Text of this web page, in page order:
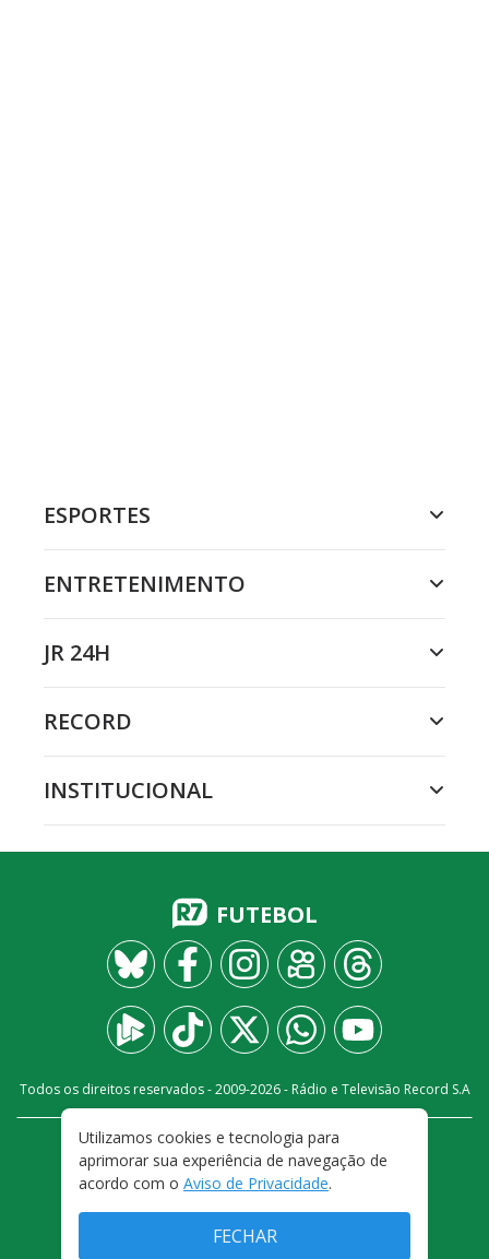
ESPORTES
ENTRETENIMENTO
JR 24H
RECORD
INSTITUCIONAL
FUTEBOL
Todos os direitos reservados - 2009-2026- Rádio e Televisão Record S.A
FALE CONOSCO
PRIVACIDADE
TERMOS E CONDIÇÕES DE USO
Utilizamos cookies e tecnologia para
aprimorar sua experiência de navegação de
acordo com o Aviso de Privacidade.
FECHAR